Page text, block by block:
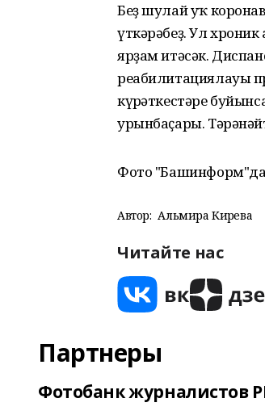
Беҙ шулай уҡ
үткәрәбеҙ. Ул
ярҙам итәсәк.
реабилитациялауы
күрһәткестәре
урынбаҫары.
Фото
Автор: Альмира Кирәева
Читайте нас
Партнеры
Фотобанк журналистов